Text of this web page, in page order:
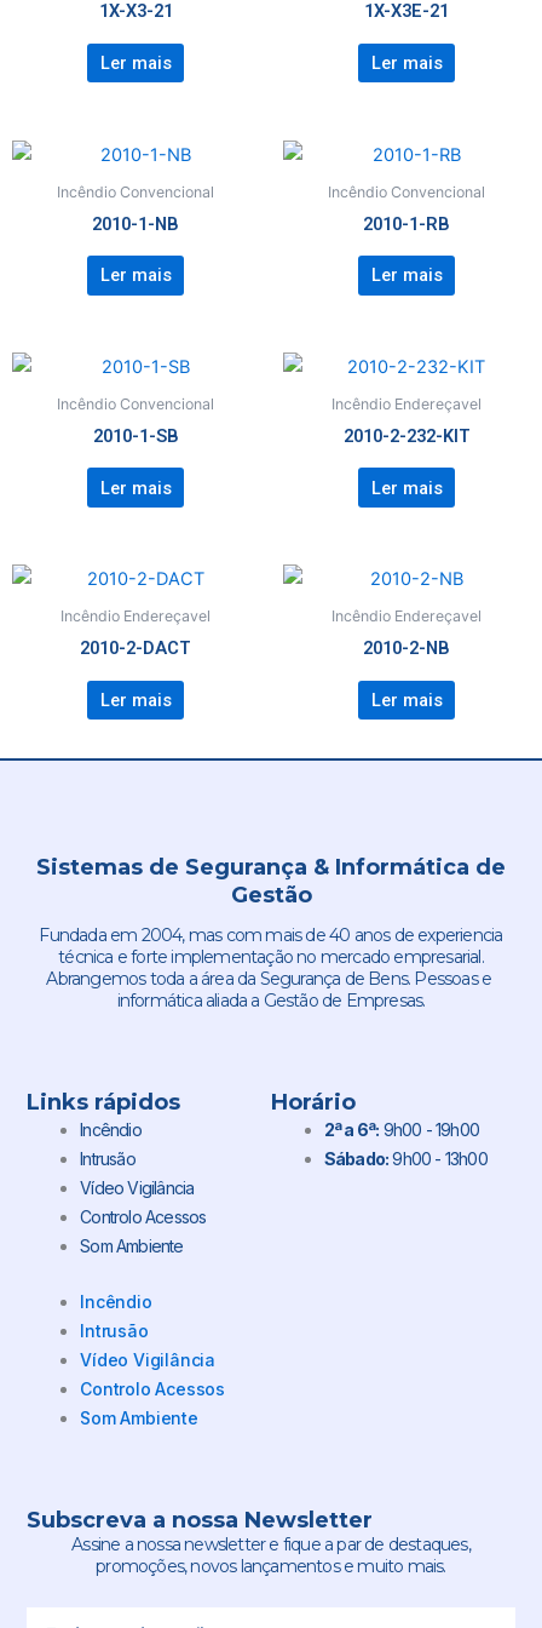
1X-X3-21
Ler mais
1X-X3E-21
Ler mais
Incêndio Convencional
2010-1-NB
Ler mais
Incêndio Convencional
2010-1-RB
Ler mais
Incêndio Convencional
2010-1-SB
Ler mais
Incêndio Endereçavel
2010-2-232-KIT
Ler mais
Incêndio Endereçavel
2010-2-DACT
Ler mais
Incêndio Endereçavel
2010-2-NB
Ler mais
Sistemas de Segurança & Informática de
Gestão
Fundada em 2004, mas com mais de 40 anos de experiencia
técnica e forte implementação no mercado empresarial.
Abrangemos toda a área da Segurança de Bens. Pessoas e
informática aliada a Gestão de Empresas.
Links rápidos
Incêndio
Intrusão
Vídeo Vigilância
Controlo Acessos
Som Ambiente
Incêndio
Intrusão
Vídeo Vigilância
Controlo Acessos
Som Ambiente
Horário
2ª a 6ª: 9h00 - 19h00
Sábado:9h00 - 13h00
Subscreva a nossa Newsletter
Assine a nossa newsletter e fique a par de destaques,
promoções, novos lançamentos e muito mais.